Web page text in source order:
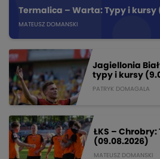
Termalica – Warta: Typy i kursy
MATEUSZ DOMANSKI
Jagiellonia
typy i kursy
PATRYK DOMAGALA
ŁKS –
(09.08.2026)
MATEUSZ DOMANSKI